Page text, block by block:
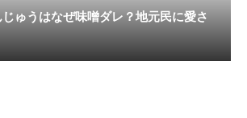
ゅうはなぜ味噌ダレ？地元民に愛さ